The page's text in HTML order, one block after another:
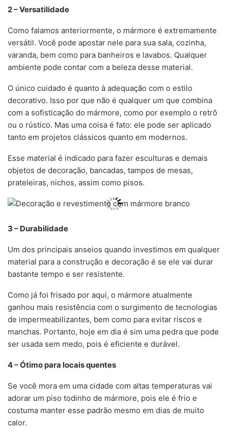
2 – Versatilidade
Como falamos anteriormente, o mármore é extremamente
versátil. Você pode apostar nele para sua sala, cozinha,
varanda, bem como para banheiros e lavabos. Qualquer
ambiente pode contar com a beleza desse material.
O único cuidado é quanto à adequação com o estilo
decorativo. Isso por que não é qualquer um que combina
com a sofisticação do mármore, como por exemplo o retrô
ou o rústico. Mas uma coisa é fato: ele pode ser aplicado
tanto em projetos clássicos quanto em modernos.
Esse material é indicado para fazer esculturas e demais
objetos de decoração, bancadas, tampos de mesas,
prateleiras, nichos, assim como pisos.
3 – Durabilidade
Um dos principais anseios quando investimos em qualquer
material para a construção e decoração é se ele vai durar
bastante tempo e ser resistente.
Como já foi frisado por aqui, o mármore atualmente
ganhou mais resistência com o surgimento de tecnologias
de impermeabilizantes, bem como para evitar riscos e
manchas. Portanto, hoje em dia é sim uma pedra que pode
ser usada sem medo, pois é eficiente e durável.
4 – Ótimo para locais quentes
Se você mora em uma cidade com altas temperaturas vai
adorar um piso todinho de mármore, pois ele é frio e
costuma manter esse padrão mesmo em dias de muito
calor.